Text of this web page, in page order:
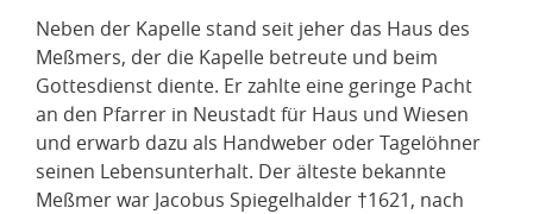
Neben der Kapelle stand seit jeher das Haus des
Meßmers, der die Kapelle betreute und beim
Gottesdienst diente. Er zahlte eine geringe Pacht
an den Pfarrer in Neustadt für Haus und Wiesen
und erwarb dazu als Handweber oder Tagelöhner
seinen Lebensunterhalt. Der älteste bekannte
Meßmer war Jacobus Spiegelhalder †1621, nach